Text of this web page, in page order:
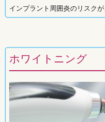
インプラント周囲炎のリスクが
ホワイトニング